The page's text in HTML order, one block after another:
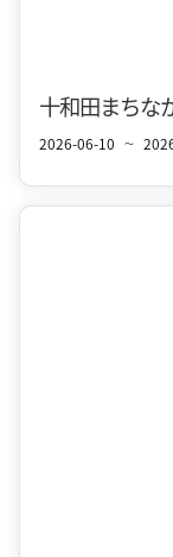
十和田まちな
2026-06-10 〜